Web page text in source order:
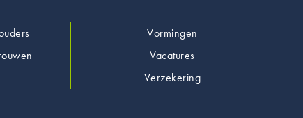
Vormingen
Vacatures
Verzekering